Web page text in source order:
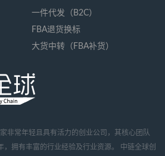
一件代发（B2C）
FBA退货换标
大货中转（FBA补货）
非常年轻且具有活力的创业公司，其核心团队
，拥有丰富的行业经验及行业资源。 中链全球创